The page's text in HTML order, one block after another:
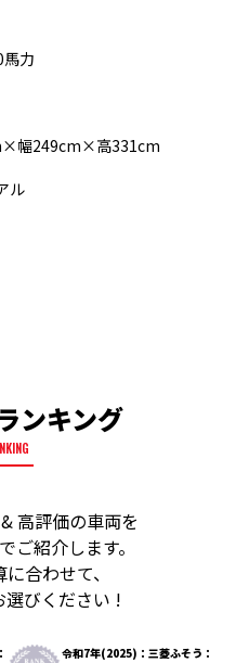
力
幅249cm×高331cm
ル
ンキング
高評価の車両を
ご紹介します。
合わせて、
びください !
令和7年(2025)：三菱ふそう：